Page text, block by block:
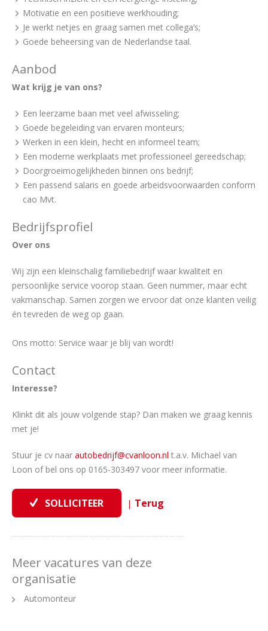
Motivatie en een positieve werkhouding;
Je werkt netjes en graag samen met collega’s;
Goede beheersing van de Nederlandse taal.
Aanbod
Wat krijg je van ons?
Een leerzame baan met veel afwisseling;
Goede begeleiding van ervaren monteurs;
Werken in een klein, hecht en informeel team;
Een moderne werkplaats met professioneel gereedschap;
Doorgroeimogelijkheden binnen ons bedrijf;
Een passend salaris en goede arbeidsvoorwaarden conform
cao Mvt.
Bedrijfsprofiel
Over ons
Wij zijn een kleinschalig familiebedrijf waar kwaliteit en
persoonlijke service voorop staan. Geen nummer, maar echt
vakmanschap. Samen zorgen we ervoor dat onze klanten veilig
én tevreden de weg op gaan.
Ons motto: Service waar je blij van wordt!
Contact
Interesse?
Klinkt dit als jouw volgende stap? Dan maken we graag kennis
met je!
Stuur je cv naar autobedrijf@cvanloon.nl t.a.v. Michael van
Loon of bel ons op 0165-303497 voor meer informatie.
|
Meer vacatures van deze
organisatie
Automonteur